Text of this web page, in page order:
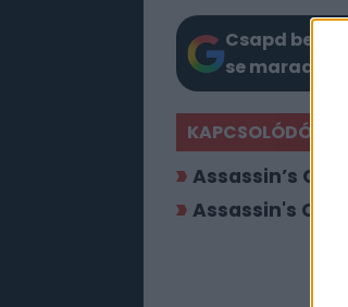
Csapd be
se maradj le
KAPCSOLÓDÓ
Assassin’s
Assassin's